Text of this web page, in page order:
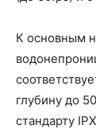
К основным
глубину до
стандарту